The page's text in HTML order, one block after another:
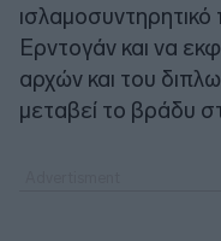
Ερντογάν και να
αρχών και του
μεταβεί το βράδυ